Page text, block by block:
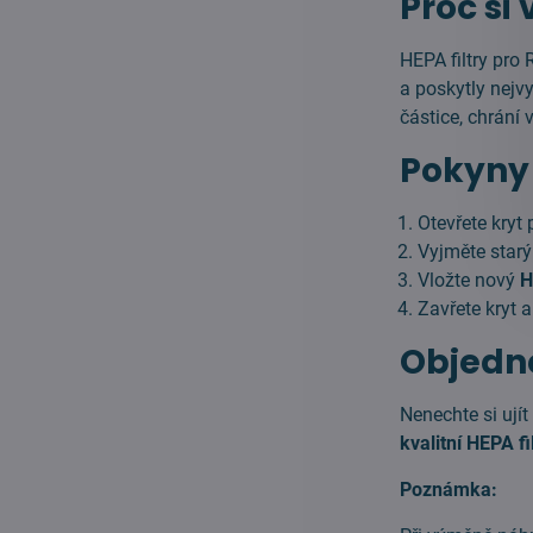
HEPA filtry pro
a poskytly
částice, chrání
Otevřete kryt
Vyjměte
Vložte nový
Zavřete kryt
Nenechte si
kvalitní HEPA
Poznámka: